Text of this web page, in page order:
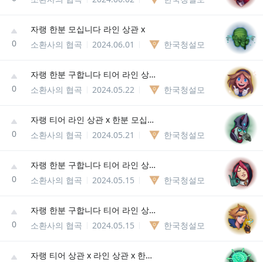
0
자랭 한분 모십니다 라인 상관 x
소환사의 협곡
2024.06.01 한국청설모
0
자랭 한분 구합니다 티어 라인 상관 x
소환사의 협곡
2024.05.22 한국청설모
0
자랭 티어 라인 상관 x 한분 모십니다
소환사의 협곡
2024.05.21 한국청설모
0
자랭 한분 구합니다 티어 라인 상관 x
소환사의 협곡
2024.05.15 한국청설모
0
자랭 한분 구합니다 티어 라인 상관 X
소환사의 협곡
2024.05.15 한국청설모
자랭 티어 상관 x 라인 상관 x 한분 구합니다